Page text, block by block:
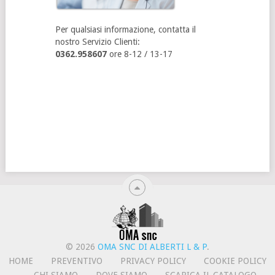
Per qualsiasi informazione, contatta il
nostro Servizio Clienti:
0362.958607ore 8-12 / 13-17
© 2026 OMA SNC DI ALBERTI L & P.
HOME
PREVENTIVO PRIVACY POLICY
COOKIE POLICY